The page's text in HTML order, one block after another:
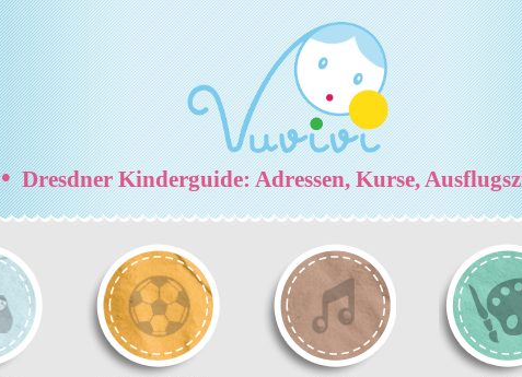
•Dresdner Kinderguide: Adressen, Kurse,